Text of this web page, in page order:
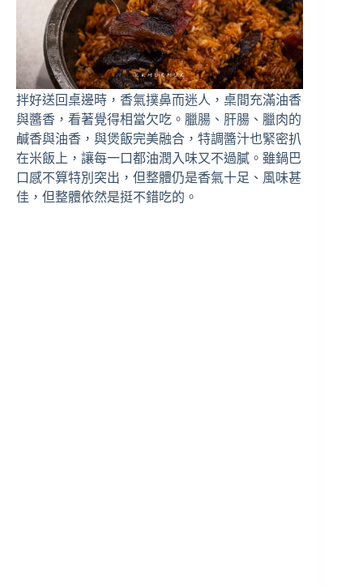
拌好送回桌邊時，香氣撲鼻而迷人，桌間充滿油香
與醬香，看著覺得相當欠吃。臘腸、肝腸、臘肉的
鹹香與油香，與煲飯完美融合，特調醬汁也緊密扒
在米飯上，讓每一口都油潤入味又不過膩。雖鍋巴
口感不算特別突出，但整體仍是香氣十足、風味甚
佳，但整體依然是挺不錯吃的。